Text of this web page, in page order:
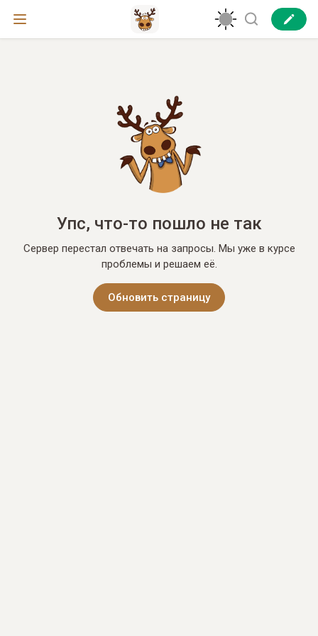
Упс, что-то пошло не так
Сервер перестал отвечать на запросы. Мы уже в курсе
проблемы и решаем её.
Обновить страницу